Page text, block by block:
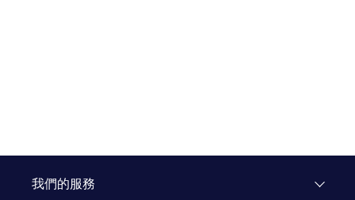
我們的服務